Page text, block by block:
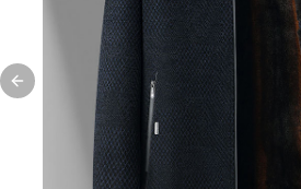
Previous slide